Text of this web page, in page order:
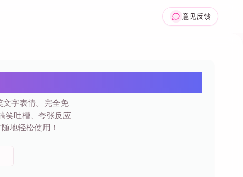
意见反馈
字表情。完全免
笑吐槽、夸张反应
地轻松使用！